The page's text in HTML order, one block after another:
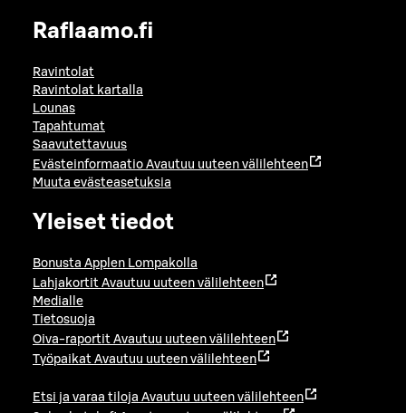
Raflaamo.fi
Ravintolat
Ravintolat kartalla
Lounas
Tapahtumat
Saavutettavuus
Evästeinformaatio Avautuu uuteen välilehteen
Muuta evästeasetuksia
Yleiset tiedot
Bonusta Applen Lompakolla
Lahjakortit Avautuu uuteen välilehteen
Medialle
Tietosuoja
Oiva-raportit Avautuu uuteen välilehteen
Työpaikat Avautuu uuteen välilehteen
Etsi ja varaa tiloja Avautuu uuteen välilehteen